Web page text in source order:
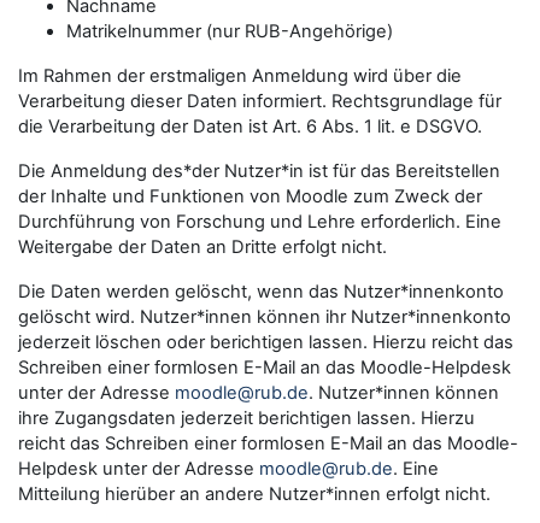
Nachname
Matrikelnummer (nur RUB-Angehörige)
Im Rahmen der erstmaligen Anmeldung wird über die
Verarbeitung dieser Daten informiert. Rechtsgrundlage für
die Verarbeitung der Daten ist Art. 6 Abs. 1 lit. e DSGVO.
Die Anmeldung des*der Nutzer*in ist für das Bereitstellen
der Inhalte und Funktionen von Moodle zum Zweck der
Durchführung von Forschung und Lehre erforderlich. Eine
Weitergabe der Daten an Dritte erfolgt nicht.
Die Daten werden gelöscht, wenn das Nutzer*innenkonto
gelöscht wird. Nutzer*innen können ihr Nutzer*innenkonto
jederzeit löschen oder berichtigen lassen. Hierzu reicht das
Schreiben einer formlosen E-Mail an das Moodle-Helpdesk
unter der Adresse moodle@rub.de. Nutzer*innen können
ihre Zugangsdaten jederzeit berichtigen lassen. Hierzu
reicht das Schreiben einer formlosen E-Mail an das Moodle-
Helpdesk unter der Adresse moodle@rub.de. Eine
Mitteilung hierüber an andere Nutzer*innen erfolgt nicht.